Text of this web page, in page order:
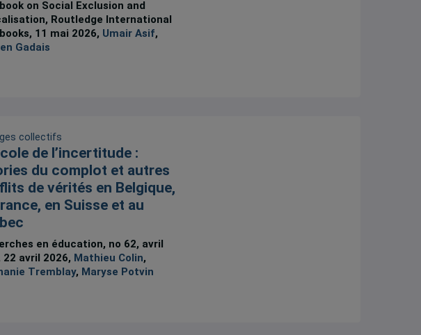
on Social Exclusion and
Routledge International
11 mai 2026, Umair Asif,
Gadais
collectifs
de l’incertitude :
du complot et autres
de vérités en Belgique,
en Suisse et au
en éducation, no 62, avril
22 avril 2026, Mathieu Colin,
Tremblay, Maryse Potvin